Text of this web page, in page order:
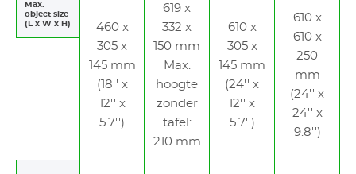
Max.
object size
(L x W x H)
460 x
305 x
145 mm
(18'' x
12'' x
5.7'')
619 x
332 x
150 mm
Max.
hoogte
zonder
tafel:
210 mm
610 x
305 x
145 mm
(24'' x
12'' x
5.7'')
610 x
610 x
250
mm
(24'' x
24'' x
9.8'')